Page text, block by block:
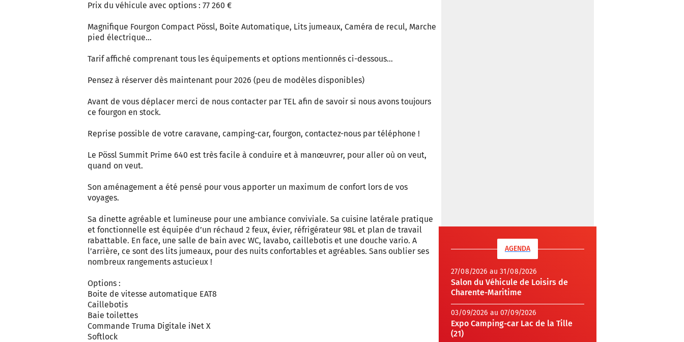
Prix du véhicule avec options : 77 260 €
Magnifique Fourgon Compact Pössl, Boite Automatique, Lits jumeaux, Caméra de recul, Marche
pied électrique…
Tarif affiché comprenant tous les équipements et options mentionnés ci-dessous…
Pensez à réserver dès maintenant pour 2026 (peu de modèles disponibles)
Avant de vous déplacer merci de nous contacter par TEL afin de savoir si nous avons toujours
ce fourgon en stock.
Reprise possible de votre caravane, camping-car, fourgon, contactez-nous par téléphone !
Le Pössl Summit Prime 640 est très facile à conduire et à manœuvrer, pour aller où on veut,
quand on veut.
Son aménagement a été pensé pour vous apporter un maximum de confort lors de vos
voyages.
Sa dinette agréable et lumineuse pour une ambiance conviviale. Sa cuisine latérale pratique
et fonctionnelle est équipée d’un réchaud 2 feux, évier, réfrigérateur 98L et plan de travail
rabattable. En face, une salle de bain avec WC, lavabo, caillebotis et une douche vario. A
l’arrière, ce sont des lits jumeaux, pour des nuits confortables et agréables. Sans oublier ses
nombreux rangements astucieux !
Options :
Boite de vitesse automatique EAT8
Caillebotis
Baie toilettes
Commande Truma Digitale iNet X
Softlock
AGENDA
27/08/2026 au 31/08/2026
Salon du Véhicule de Loisirs de
Charente-Maritime
03/09/2026 au 07/09/2026
Expo Camping-car Lac de la Tille
(21)